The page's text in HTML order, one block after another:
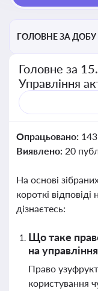
ГОЛОВНЕ ЗА ДОБУ
Головне за
Управління
Опрацьовано:
Виявлено: 20
На основі
короткі
дізнаєтесь:
Що таке
на
Право
користування